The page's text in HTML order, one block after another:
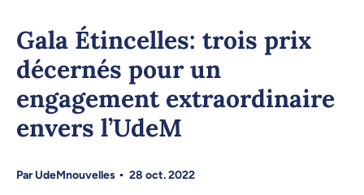
Gala Étincelles: trois prix
décernés pour un
engagement extraordinaire
envers l’UdeM
ParUdeMnouvelles 28 oct. 2022